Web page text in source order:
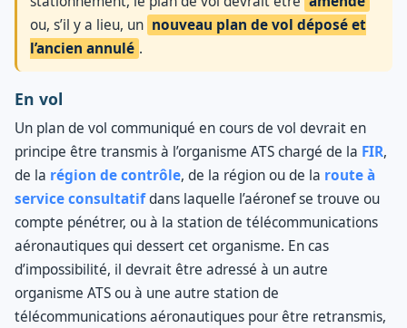
ou, s’il y a lieu, un nouveau plan de vol déposé et
l’ancien annulé .
En vol
Un plan de vol communiqué en cours de vol devrait en
principe être transmis à l’organisme ATS chargé de la FIR,
de la région de contrôle, de la région ou de la route à
service consultatifdans laquelle l’aéronef se trouve ou
compte pénétrer, ou à la station de télécommunications
aéronautiques qui dessert cet organisme. En cas
d’impossibilité, il devrait être adressé à un autre
organisme ATS ou à une autre station de
télécommunications aéronautiques pour être retransmis,